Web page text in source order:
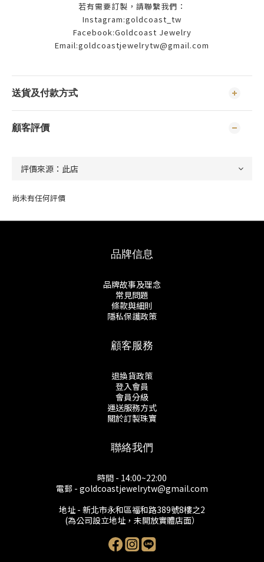
若有需要訂製，請聯繫我們：
Instagram:goldcoast_tw
Facebook:Goldcoast Jewelry
Email:goldcoastjewelrytw@gmail.com
送貨及付款方式
顧客評價
尚未有任何評價
品牌信息
品牌故事及理念
常見問題
條款與細則
隱私保護政策
顧客服務
退換貨政策
登入會員
會員分級
運送服務方式
關於訂製珠寶
聯絡我們
時間 - 14:00~22:00
電郵 - goldcoastjewelrytw@gmail.com
地址 - 新北市永和區福和路389號8樓之2
(為公司設立地址，未開放實體店面）